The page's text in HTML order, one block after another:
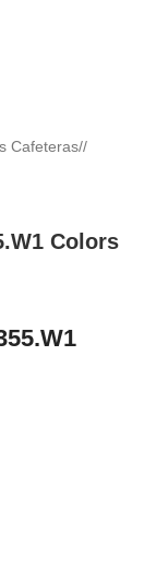
Cafeteras/
Colors